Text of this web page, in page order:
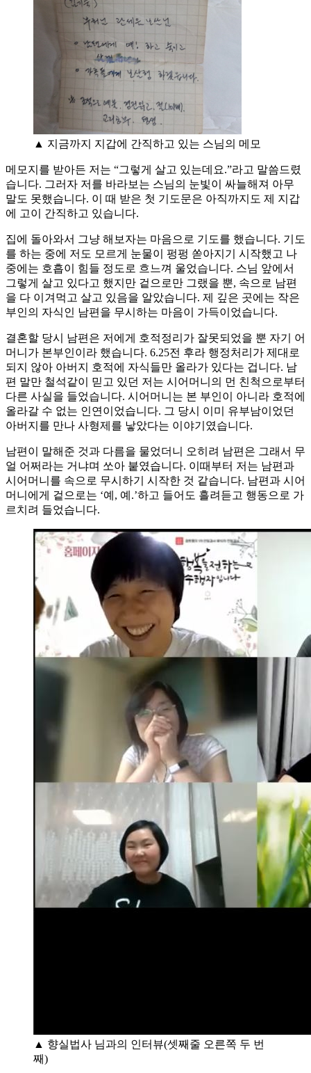
▲ 지금까지 지갑에 간직하고 있는 스님의 메모
메모지를 받아든 저는 “그렇게 살고 있는데요.”라고 말씀드렸
습니다. 그러자 저를 바라보는 스님의 눈빛이 싸늘해져 아무
말도 못했습니다. 이 때 받은 첫 기도문은 아직까지도 제 지갑
에 고이 간직하고 있습니다.
집에 돌아와서 그냥 해보자는 마음으로 기도를 했습니다. 기도
를 하는 중에 저도 모르게 눈물이 펑펑 쏟아지기 시작했고 나
중에는 호흡이 힘들 정도로 흐느껴 울었습니다. 스님 앞에서
그렇게 살고 있다고 했지만 겉으로만 그랬을 뿐, 속으로 남편
을 다 이겨먹고 살고 있음을 알았습니다. 제 깊은 곳에는 작은
부인의 자식인 남편을 무시하는 마음이 가득이었습니다.
결혼할 당시 남편은 저에게 호적정리가 잘못되었을 뿐 자기 어
머니가 본부인이라 했습니다. 6.25전 후라 행정처리가 제대로
되지 않아 아버지 호적에 자식들만 올라가 있다는 겁니다. 남
편 말만 철석같이 믿고 있던 저는 시어머니의 먼 친척으로부터
다른 사실을 들었습니다. 시어머니는 본 부인이 아니라 호적에
올라갈 수 없는 인연이었습니다. 그 당시 이미 유부남이었던
아버지를 만나 사형제를 낳았다는 이야기였습니다.
남편이 말해준 것과 다름을 물었더니 오히려 남편은 그래서 무
얼 어쩌라는 거냐며 쏘아 붙였습니다. 이때부터 저는 남편과
시어머니를 속으로 무시하기 시작한 것 같습니다. 남편과 시어
머니에게 겉으로는 ‘예, 예.’하고 들어도 흘려듣고 행동으로 가
르치려 들었습니다.
▲ 향실법사 님과의 인터뷰(셋째줄 오른쪽 두 번
째)